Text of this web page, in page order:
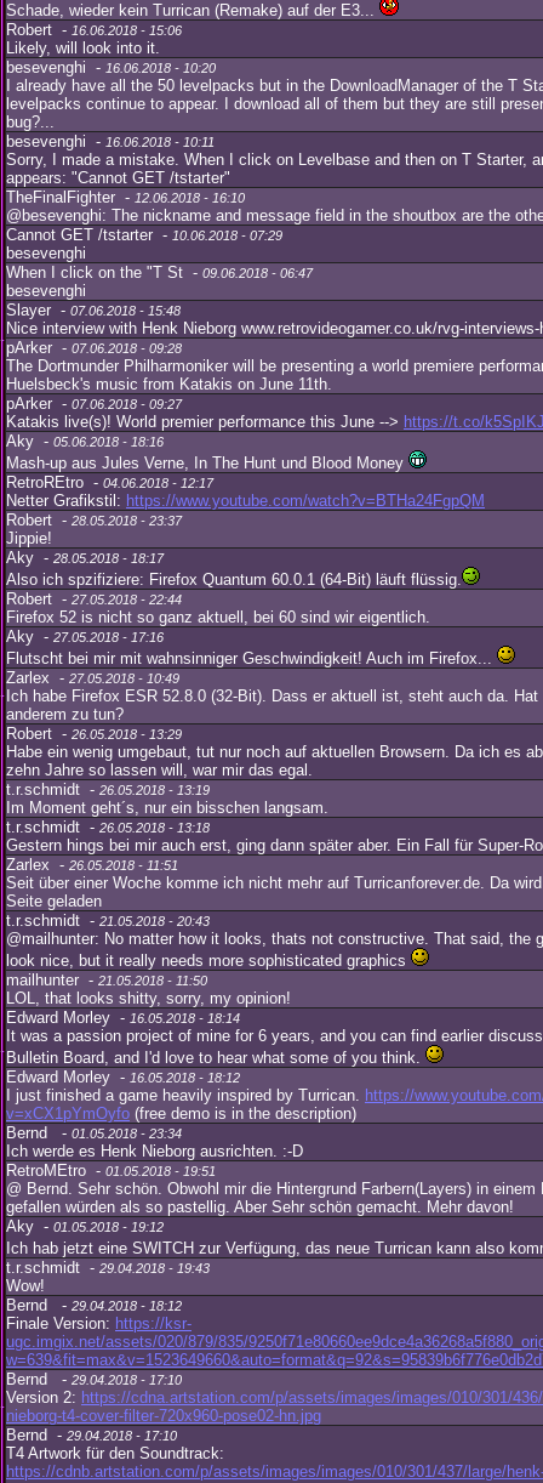
Schade, wieder kein Turrican (Remake) auf der E3...
Robert - 16.06.2018 - 15:06
Likely, will look into it.
besevenghi - 16.06.2018 - 10:20
I already have all the 50 levelpacks but in the DownloadManager of the T
levelpacks continue to appear. I download all of them but they are still
bug?...
besevenghi - 16.06.2018 - 10:11
Sorry, I made a mistake. When I click on Levelbase and then on T Starter,
appears: "Cannot GET /tstarter"
TheFinalFighter - 12.06.2018 - 16:10
@besevenghi: The nickname and message field in the shoutbox are the
Cannot GET /tstarter - 10.06.2018 - 07:29
besevenghi
When I click on the "T St - 09.06.2018 - 06:47
besevenghi
Slayer - 07.06.2018 - 15:48
Nice interview with Henk Nieborg www.retrovideogamer.co.uk/rvg-
pArker - 07.06.2018 - 09:28
The Dortmunder Philharmoniker will be presenting a world premiere
Huelsbeck's music from Katakis on June 11th.
pArker - 07.06.2018 - 09:27
Katakis live(s)! World premier performance this June --> https://t.co/
Aky - 05.06.2018 - 18:16
Mash-up aus Jules Verne, In The Hunt und Blood Money
RetroREtro - 04.06.2018 - 12:17
Netter Grafikstil: https://www.youtube.com/watch?v=BTHa24FgpQM
Robert - 28.05.2018 - 23:37
Jippie!
Aky - 28.05.2018 - 18:17
Also ich spzifiziere: Firefox Quantum 60.0.1 (64-Bit) läuft flüssig.
Robert - 27.05.2018 - 22:44
Firefox 52 is nicht so ganz aktuell, bei 60 sind wir eigentlich.
Aky - 27.05.2018 - 17:16
Flutscht bei mir mit wahnsinniger Geschwindigkeit! Auch im Firefox...
Zarlex - 27.05.2018 - 10:49
Ich habe Firefox ESR 52.8.0 (32-Bit). Dass er aktuell ist, steht auch da.
anderem zu tun?
Robert - 26.05.2018 - 13:29
Habe ein wenig umgebaut, tut nur noch auf aktuellen Browsern. Da ich es
zehn Jahre so lassen will, war mir das egal.
t.r.schmidt - 26.05.2018 - 13:19
Im Moment geht´s, nur ein bisschen langsam.
t.r.schmidt - 26.05.2018 - 13:18
Gestern hings bei mir auch erst, ging dann später aber. Ein Fall für Super-
Zarlex - 26.05.2018 - 11:51
Seit über einer Woche komme ich nicht mehr auf Turricanforever.de. Da
Seite geladen
t.r.schmidt - 21.05.2018 - 20:43
@mailhunter: No matter how it looks, thats not constructive. That said, the
look nice, but it really needs more sophisticated graphics
mailhunter - 21.05.2018 - 11:50
LOL, that looks shitty, sorry, my opinion!
Edward Morley - 16.05.2018 - 18:14
It was a passion project of mine for 6 years, and you can find earlier
Bulletin Board, and I'd love to hear what some of you think.
Edward Morley - 16.05.2018 - 18:12
I just finished a game heavily inspired by Turrican. https://
v=xCX1pYmOyfo (free demo is in the description)
Bernd - 01.05.2018 - 23:34
Ich werde es Henk Nieborg ausrichten. :-D
RetroMEtro - 01.05.2018 - 19:51
@ Bernd. Sehr schön. Obwohl mir die Hintergrund Farbern(Layers) in einem
gefallen würden als so pastellig. Aber Sehr schön gemacht. Mehr davon!
Aky - 01.05.2018 - 19:12
Ich hab jetzt eine SWITCH zur Verfügung, das neue Turrican kann also
t.r.schmidt - 29.04.2018 - 19:43
Wow!
Bernd - 29.04.2018 - 18:12
Finale Version: https://ksr-
ugc.imgix.net/assets/020/879/835/
Bernd - 29.04.2018 - 17:10
Version 2: https://cdna.artstation.com/p/assets/images/images/010/301/
nieborg-t4-cover-filter-720x960-pose02-hn.jpg
Bernd - 29.04.2018 - 17:10
T4 Artwork für den Soundtrack:
https://cdnb.artstation.com/p/assets/images/images/010/301/437/large/